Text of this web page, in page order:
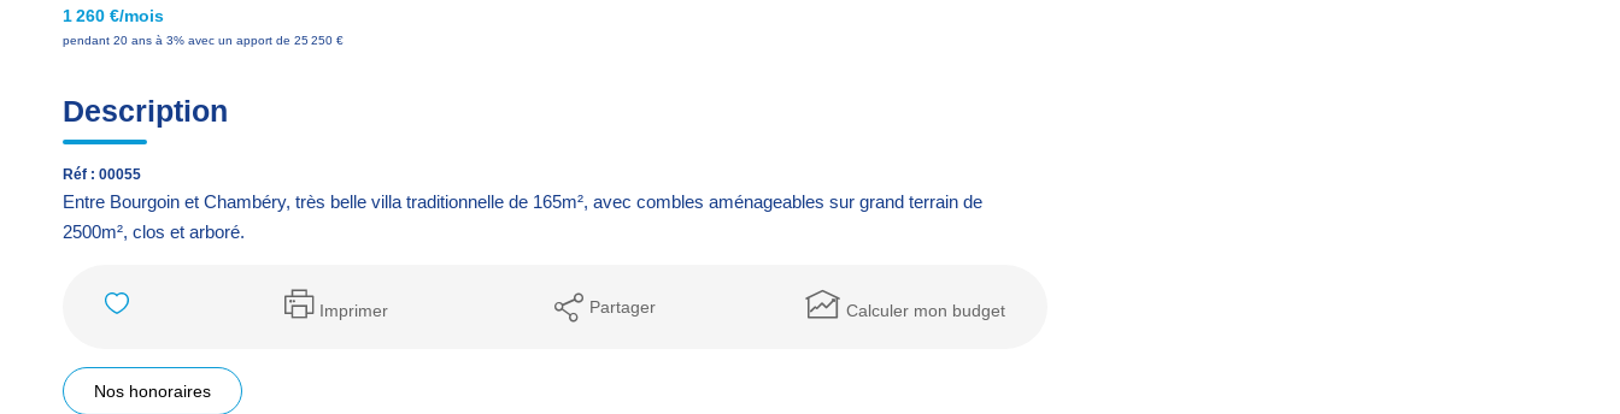
1 260 €/mois
pendant 20 ans à 3% avec un apport de 25 250 €
Description
Réf : 00055
Entre Bourgoin et Chambéry, très belle villa traditionnelle de 165m², avec combles aménageables sur grand terrain de
2500m², clos et arboré.
Imprimer Partager Calculer mon budget
Nos honoraires